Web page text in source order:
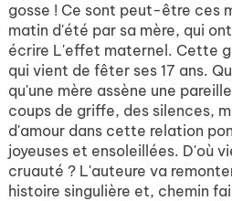
gosse ! Ce sont peut-être ces
matin d'été par sa mère, qui
écrire L'effet maternel. Cette
qui vient de fêter ses 17 ans.
qu'une mère assène une
coups de griffe, des silences,
d'amour dans cette relation
joyeuses et ensoleillées. D'où
cruauté ? L'auteure va
histoire singulière et, chemin